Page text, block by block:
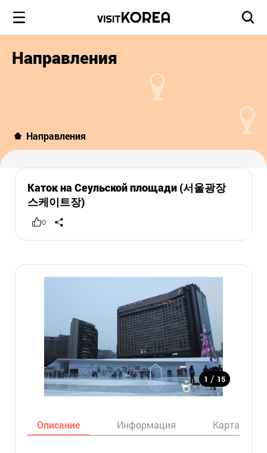
Направления
Направления
Каток на Сеульской площади (서울광장
스케이트장)
0
1 / 15
Описание Информация Карта